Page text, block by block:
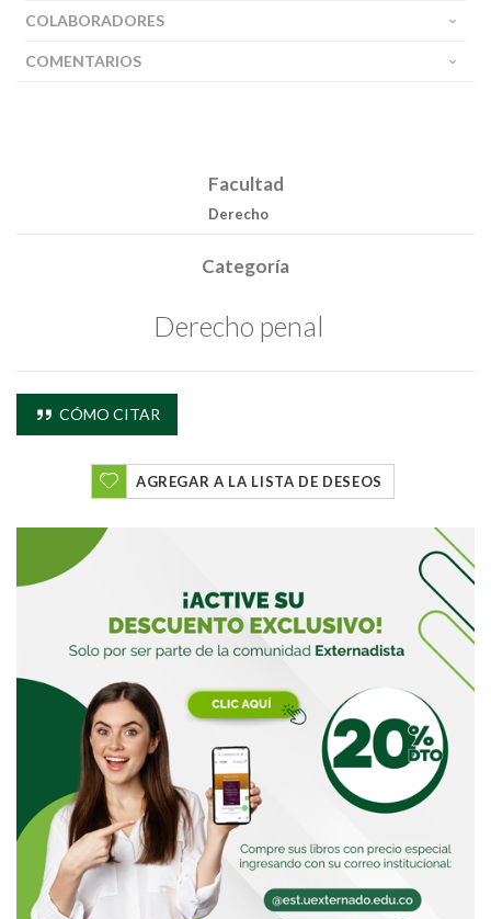
Buscar
Buscar
COLABORADORES
COMENTARIOS
Facultad
Derecho
Categoría
Derecho penal
CÓMO CITAR
AGREGAR A LA LISTA DE DESEOS